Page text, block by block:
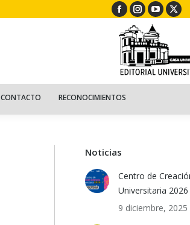
Facebook
page
opens
in
new
window
Instagram
page
opens
in
new
page
opens
in
new
X
in
new
CONTACTO RECONOCIMIENTOS
Noticias
Centro de
Universitaria 2026
9 diciembre, 2025
RECURSOS NIÑOS CONTACTO